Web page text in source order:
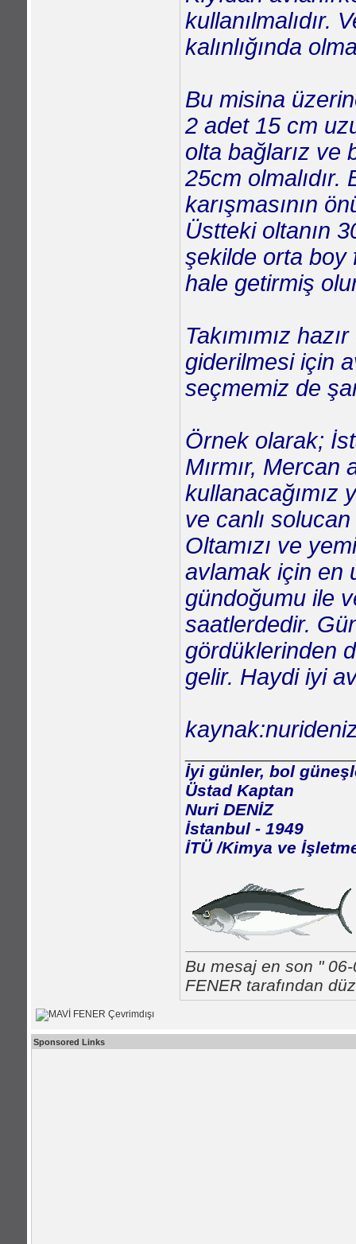
kullanılmalıdır.
kalınlığında
Bu misina
2 adet 15 cm
olta bağlarız ve
25cm olmalıdır.
karışmasının
Üstteki oltanın
şekilde orta boy
hale getirmiş
Takımımız
giderilmesi için
seçmemiz de
Örnek olarak;
Mırmır,
ve canlı
Oltamızı ve
avlamak için en
gündoğumu ile
saatlerdedir.
gördüklerinden
gelir. Haydi iyi
İyi günler, bol
Üstad Kaptan
Nuri DENİZ
İstanbul - 1949
İTÜ /Kimya ve
Bu mesaj en son "
FENER tarafından
Sponsored Links